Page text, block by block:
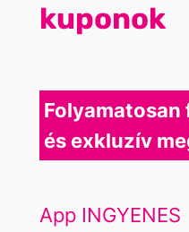
kuponok
és exkluzív
App INGYENES